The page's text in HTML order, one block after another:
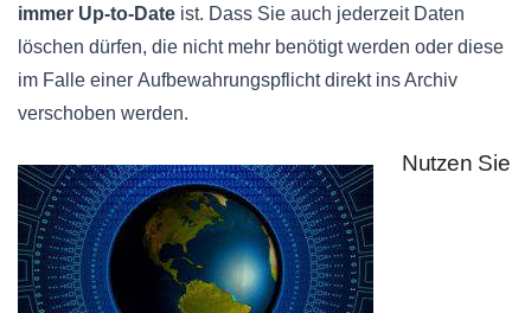
immer Up-to-Date ist. Dass Sie auch jederzeit Daten
löschen dürfen, die nicht mehr benötigt werden oder diese
im Falle einer Aufbewahrungspflichtdirekt ins Archiv
verschoben werden.
Nutzen Sie